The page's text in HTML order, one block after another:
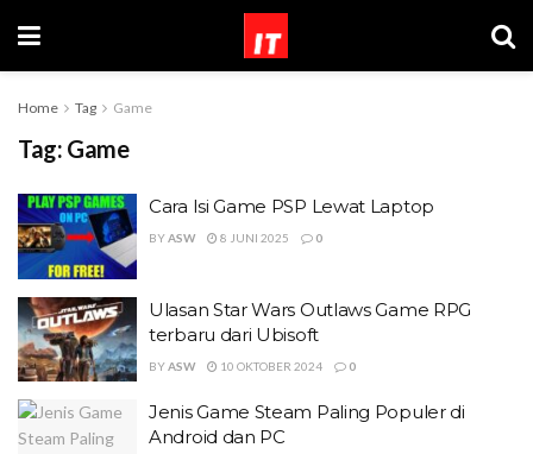
Home Tag Game
Tag: Game
Cara Isi Game PSP Lewat Laptop
BYASW 8 JUNI 2025 0
Ulasan Star Wars Outlaws Game RPG
terbaru dari Ubisoft
BYASW 10 OKTOBER 2024 0
Jenis Game Steam Paling Populer di
Android dan PC